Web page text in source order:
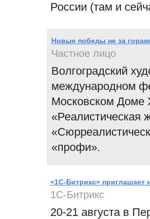
России (там и
Новые победы не за
Частное лицо
Волгоградский
международном
Московском Доме
«Реалистическая
«профи».
«1С-Битрикс» приглашает
1С-Битрикс
20-21 августа в